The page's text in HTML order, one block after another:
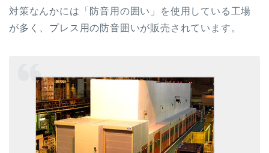
対策なんかには「防音用の囲い」を使用している工場
が多く、プレス用の防音囲いが販売されています。